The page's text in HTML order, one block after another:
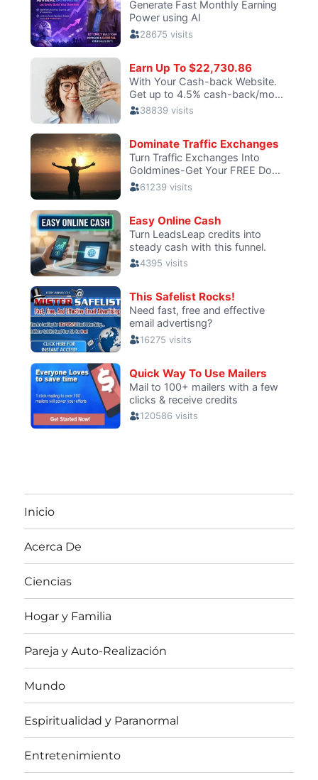
Inicio
Acerca De
Ciencias
Hogar y Familia
Pareja y Auto-Realización
Mundo
Espiritualidad y Paranormal
Entretenimiento